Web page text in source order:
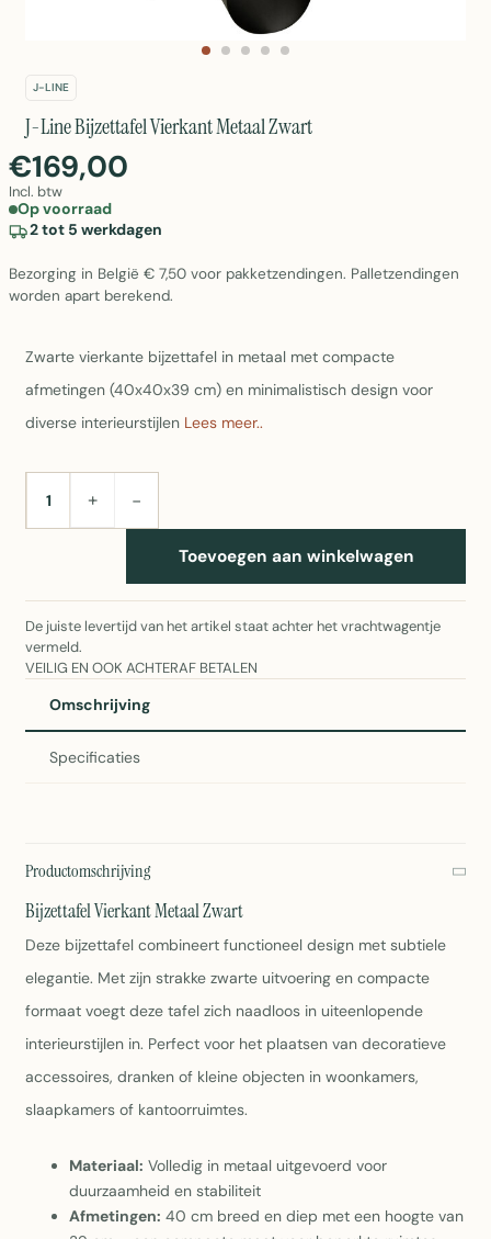
J-LINE
J-Line Bijzettafel Vierkant Metaal Zwart
€169,00
Incl. btw
Op voorraad
2 tot 5 werkdagen
Bezorging in België € 7,50 voor pakketzendingen. Palletzendingen
worden apart berekend.
Zwarte vierkante bijzettafel in metaal met compacte
afmetingen (40x40x39 cm) en minimalistisch design voor
diverse interieurstijlen Lees meer..
AANTAL+ −
Toevoegen aan winkelwagen
De juiste levertijd van het artikel staat achter het vrachtwagentje
vermeld.
VEILIG EN OOK ACHTERAF BETALEN
Omschrijving
Specificaties
Productomschrijving
Bijzettafel Vierkant Metaal Zwart
Deze bijzettafel combineert functioneel design met subtiele
elegantie. Met zijn strakke zwarte uitvoering en compacte
formaat voegt deze tafel zich naadloos in uiteenlopende
interieurstijlen in. Perfect voor het plaatsen van decoratieve
accessoires, dranken of kleine objecten in woonkamers,
slaapkamers of kantoorruimtes.
Materiaal: Volledig in metaal uitgevoerd voor
duurzaamheid en stabiliteit
Afmetingen: 40 cm breed en diep met een hoogte van